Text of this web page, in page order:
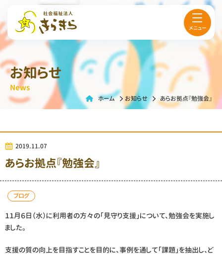
メニュー
お知らせ
News
ホーム お知らせ あらお拠点『勉強会』
2019.11.07
あらお拠点『勉強会』
ブログ
１１月６日（水）に利用者の方々の「見守り支援」について、勉強会を実施し
ました。
支援の質の向上を目指すことを目的に、事例を通して「課題」を抽出し、ど